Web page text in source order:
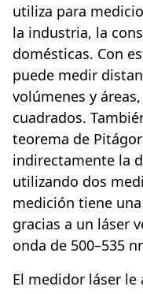
utiliza para
la industria, la
domésticas. Con
puede medir
volúmenes y
cuadrados.
teorema de
indirectamente la
utilizando dos
medición tiene
gracias a un láser
onda de 500–535
El medidor láser